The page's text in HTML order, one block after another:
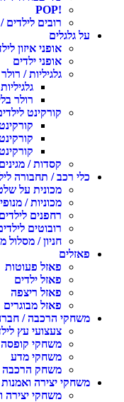
!POP
רובים לילדים
על גלגלים
אופני איזון
אופני ילדים
גלגיליות /
גלגיליות
רולר
קורקינט
קורקינט 3
קסדות /
כלי רכב / תחבורה
מכונית על
מכוניות /
רחפנים
רובוטים
חניון / מסלול
פאזלים
פאזל פעוטות
פאזל ילדים
פאזל ריצפה
פאזל מבוגרים
משחקי הרכבה /
צעצועי עץ
משחקי קופסה
משחקי מדע
משחק הרכבה
משחקי יצירה ואמנות
משחקי יצירה